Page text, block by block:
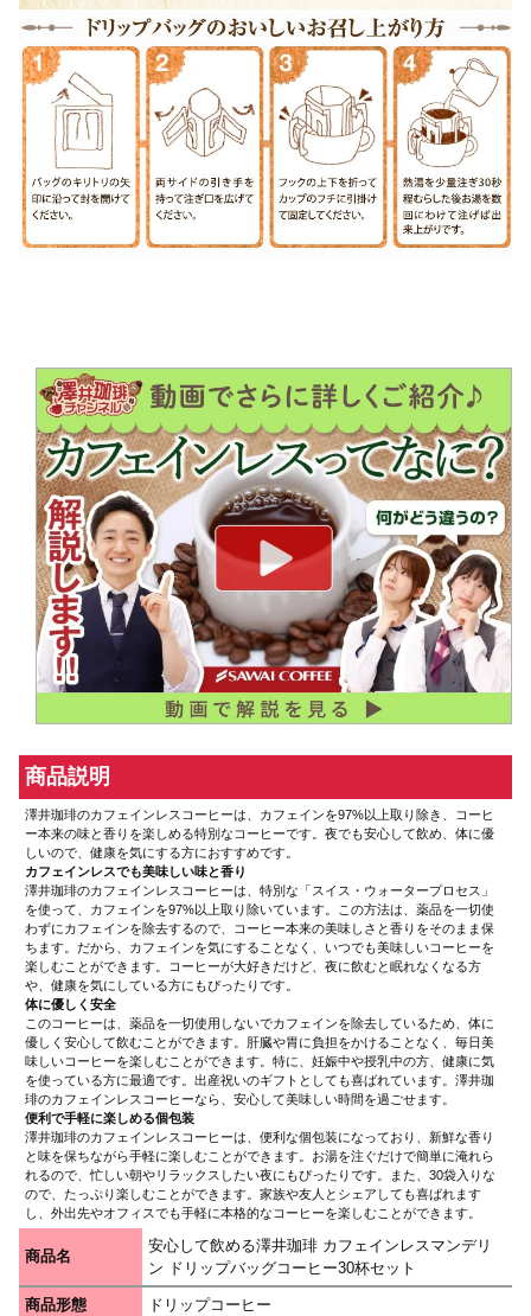
商品説明
澤井珈琲のカフェインレスコーヒーは、カフェインを97%以上取り除き、コーヒ
ー本来の味と香りを楽しめる特別なコーヒーです。夜でも安心して飲め、体に優
しいので、健康を気にする方におすすめです。
カフェインレスでも美味しい味と香り
澤井珈琲のカフェインレスコーヒーは、特別な「スイス・ウォータープロセス」
を使って、カフェインを97%以上取り除いています。この方法は、薬品を一切使
わずにカフェインを除去するので、コーヒー本来の美味しさと香りをそのまま保
ちます。だから、カフェインを気にすることなく、いつでも美味しいコーヒーを
楽しむことができます。コーヒーが大好きだけど、夜に飲むと眠れなくなる方
や、健康を気にしている方にもぴったりです。
体に優しく安全
このコーヒーは、薬品を一切使用しないでカフェインを除去しているため、体に
優しく安心して飲むことができます。肝臓や胃に負担をかけることなく、毎日美
味しいコーヒーを楽しむことができます。特に、妊娠中や授乳中の方、健康に気
を使っている方に最適です。出産祝いのギフトとしても喜ばれています。澤井珈
琲のカフェインレスコーヒーなら、安心して美味しい時間を過ごせます。
便利で手軽に楽しめる個包装
澤井珈琲のカフェインレスコーヒーは、便利な個包装になっており、新鮮な香り
と味を保ちながら手軽に楽しむことができます。お湯を注ぐだけで簡単に淹れら
れるので、忙しい朝やリラックスしたい夜にもぴったりです。また、30袋入りな
ので、たっぷり楽しむことができます。家族や友人とシェアしても喜ばれます
し、外出先やオフィスでも手軽に本格的なコーヒーを楽しむことができます。
商品名
安心して飲める澤井珈琲 カフェインレスマンデリ
ン ドリップバッグコーヒー30杯セット
商品形態 ドリップコーヒー